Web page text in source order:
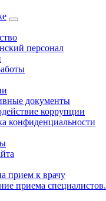
персонал
документы
коррупции
конфиденциальности
прием к врачу
приема специалистов.